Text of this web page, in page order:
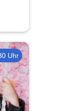
Uhr